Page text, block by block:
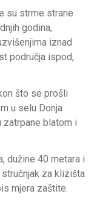
su strme strane
godina,
iznad
područja ispod,
što se prošli
u selu Donja
zatrpane blatom i
dužine 40 metara i
stručnjak za klizišta
mjera zaštite.